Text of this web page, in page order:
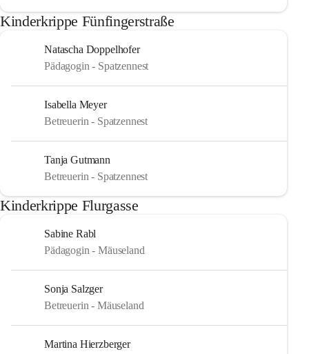
Kinderkrippe Fünfingerstraße
Natascha Doppelhofer
Pädagogin - Spatzennest
Isabella Meyer
Betreuerin - Spatzennest
Tanja Gutmann
Betreuerin - Spatzennest
Kinderkrippe Flurgasse
Sabine Rabl
Pädagogin - Mäuseland
Sonja Salzger
Betreuerin - Mäuseland
Martina Hierzberger